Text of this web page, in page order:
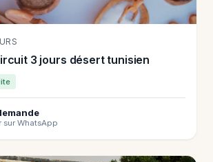
3 jours désert tunisien
sur WhatsApp